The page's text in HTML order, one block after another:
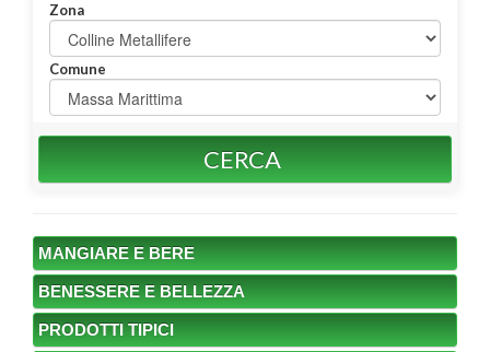
Zona
Comune
CERCA
MANGIARE E BERE
BENESSERE E BELLEZZA
PRODOTTI TIPICI